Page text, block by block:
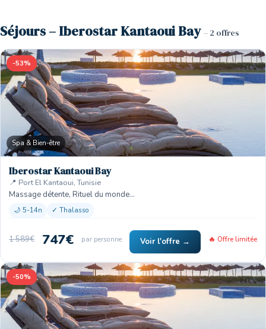
Séjours – Iberostar Kantaoui Bay – 2 offres
-53%
Spa & Bien-être
Iberostar Kantaoui Bay
📍 Port El Kantaoui, Tunisie
Massage détente, Rituel du monde…
🌙 5-14n ✓ Thalasso
1 589€ 747€ par personne Voir l'offre → 🔥 Offre limitée
-50%